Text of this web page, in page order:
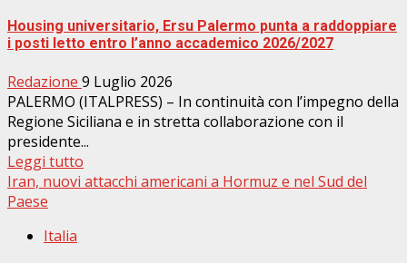
Housing universitario, Ersu Palermo punta a raddoppiare
i posti letto entro l’anno accademico 2026/2027
Redazione 9 Luglio 2026
PALERMO (ITALPRESS) – In continuità con l’impegno della
Regione Siciliana e in stretta collaborazione con il
presidente...
Leggi tutto
Iran, nuovi attacchi americani a Hormuz e nel Sud del
Paese
Italia